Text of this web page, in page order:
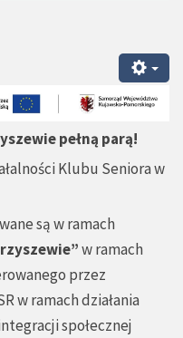
pełną parą!
Klubu Seniora w
są w ramach
w ramach
przez
w ramach działania
społecznej